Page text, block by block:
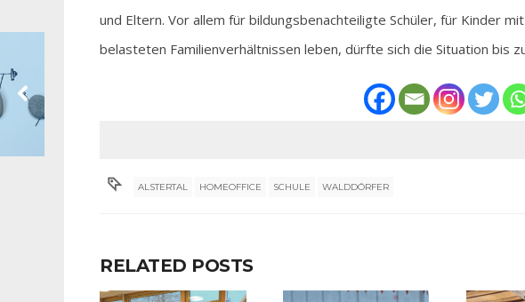
und Eltern. Vor allem für bildungsbenachteiligte Schüler, für Kinder
belasteten Familienverhältnissen leben, dürfte sich die Situation bis
ALSTERTAL HOMEOFFICE SCHULE WALDDÖRFER
RELATED POSTS